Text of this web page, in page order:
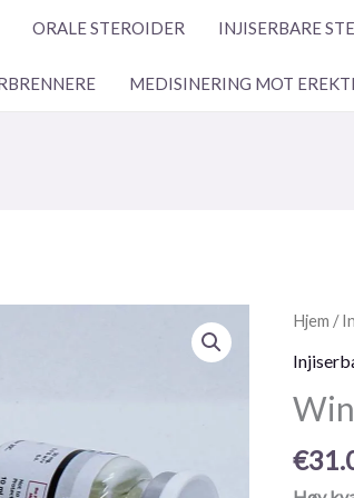
ORALE STEROIDER INJISERBARE
MEDISINERING MOT
Hjem /
€
mg